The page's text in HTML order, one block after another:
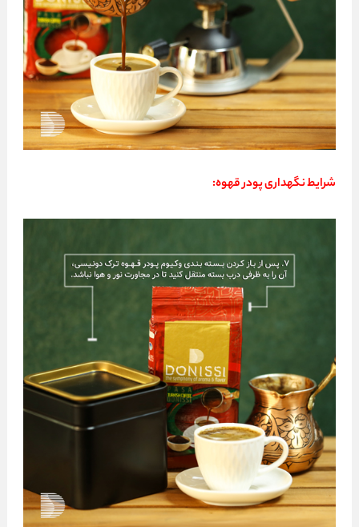
شرایط نگهداری پودر قهوه: